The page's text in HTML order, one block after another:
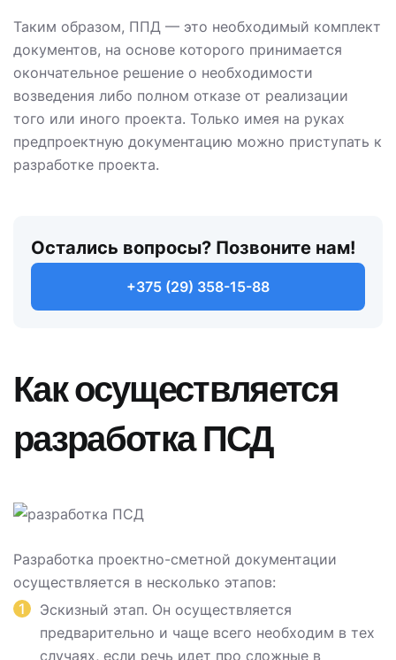
Таким образом, ППД — это необходимый комплект
документов, на основе которого принимается
окончательное решение о необходимости
возведения либо полном отказе от реализации
того или иного проекта. Только имея на руках
предпроектную документацию можно приступать к
разработке проекта.
Остались вопросы? Позвоните нам!
+375 (29) 358-15-88
Как осуществляется
разработка ПСД
Разработка проектно-сметной документации
осуществляется в несколько этапов:
Эскизный этап. Он осуществляется
предварительно и чаще всего необходим в тех
случаях, если речь идет про сложные в